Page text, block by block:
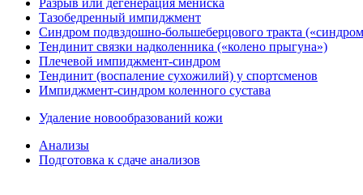
Разрыв или дегенерация мениска
Тазобедренный импиджмент
Синдром подвздошно-большеберцового тракта
Тендинит связки надколенника («колено прыгуна»)
Плечевой импиджмент-синдром
Тендинит (воспаление сухожилий) у спортсменов
Импиджмент-синдром коленного сустава
Удаление новообразований кожи
Анализы
Подготовка к сдаче анализов